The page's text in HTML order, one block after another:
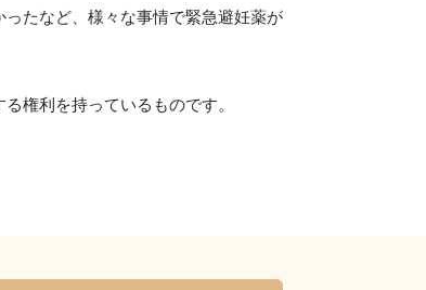
たなど、様々な事情で緊急避妊薬が
権利を持っているものです。